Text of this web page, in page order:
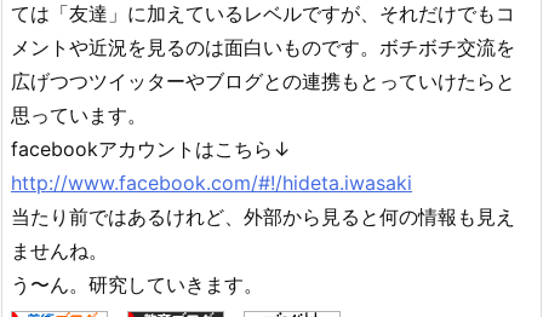
ては「友達」に加えているレベルですが、それだけでもコ
メントや近況を見るのは面白いものです。ボチボチ交流を
広げつつツイッターやブログとの連携もとっていけたらと
思っています。
facebookアカウントはこちら↓
http://www.facebook.com/#!/hideta.iwasaki
当たり前ではあるけれど、外部から見ると何の情報も見え
ませんね。
う〜ん。研究していきます。